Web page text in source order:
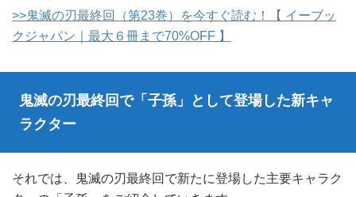
>>鬼滅の刃最終回（第23巻）を今すぐ読む！【 イーブッ
クジャパン｜最大６冊まで70%OFF 】
鬼滅の刃最終回で「子孫」として登場した新キャ
ラクター
それでは、鬼滅の刃最終回で新たに登場した主要キャラク